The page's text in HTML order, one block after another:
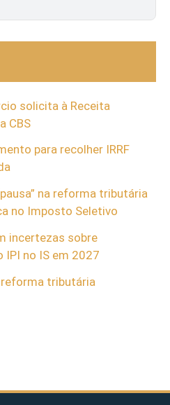
solicita à Receita
CBS
para recolher IRRF
na reforma tributária
no Imposto Seletivo
incertezas sobre
IPI no IS em 2027
tributária